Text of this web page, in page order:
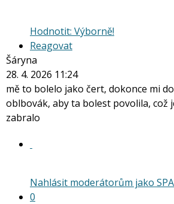
Hodnotit: Výborně!
Reagovat
Šáryna
28. 4. 2026 11:24
mě to bolelo jako čert, dokonce mi
oblbovák, aby ta bolest povolila, což
zabralo
Nahlásit moderátorům jako
0